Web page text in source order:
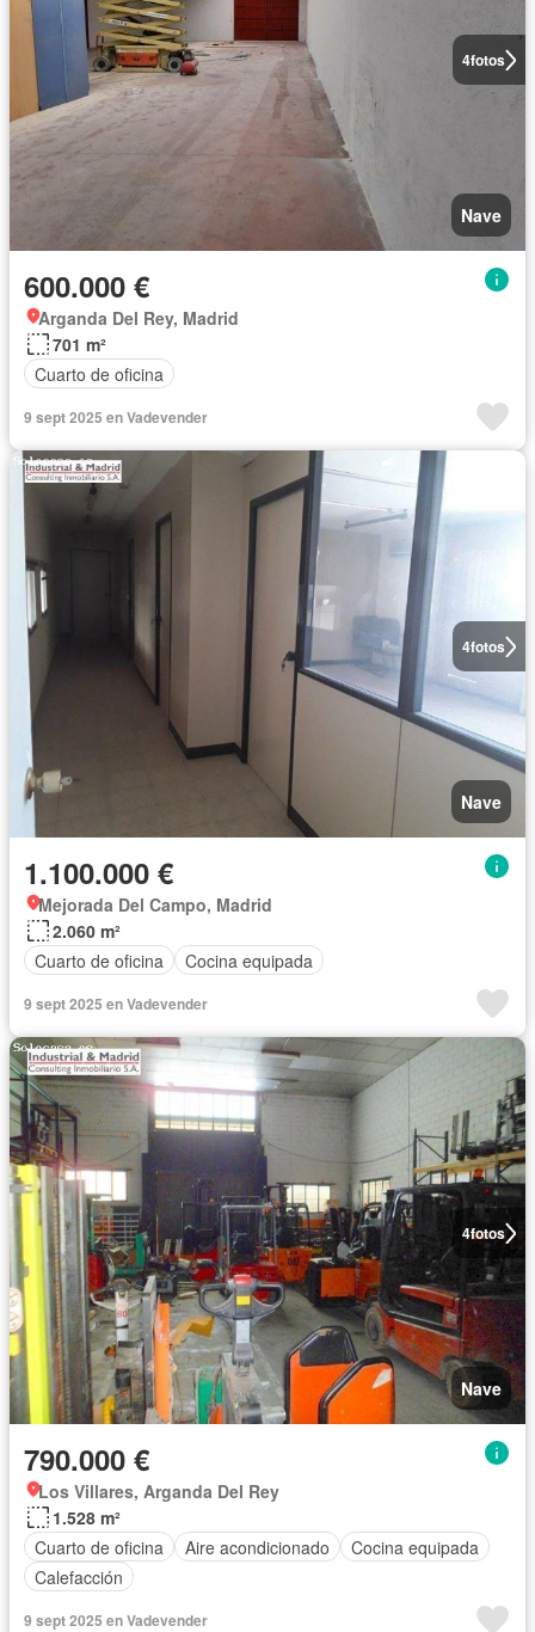
4fotos
Nave
600.000 €
Arganda Del Rey, Madrid
701 m²
Cuarto de oficina
9 sept 2025 en Vadevender
4fotos
Nave
1.100.000 €
Mejorada Del Campo, Madrid
2.060 m²
Cuarto de oficina
Cocina equipada
9 sept 2025 en Vadevender
4fotos
Nave
790.000 €
Los Villares, Arganda Del Rey
1.528 m²
Cuarto de oficina
Aire acondicionado
Cocina equipada
Calefacción
9 sept 2025 en Vadevender